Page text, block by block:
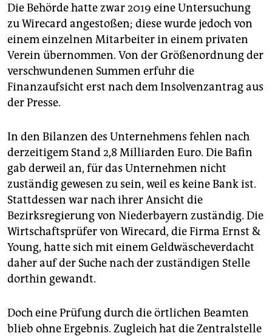
Die Behörde hatte zwar 2019 eine Untersuchung
zu Wirecard angestoßen; diese wurde jedoch von
einem einzelnen Mitarbeiter in einem privaten
Verein übernommen. Von der Größenordnung der
verschwundenen Summen erfuhr die
Finanzaufsicht erst nach dem Insolvenz­antrag aus
der Presse.
In den Bilanzen des Unternehmens fehlen nach
derzeitigem Stand 2,8 Milliarden Euro. Die Bafin
gab derweil an, für das Unternehmen nicht
zuständig gewesen zu sein, weil es keine Bank ist.
Stattdessen war nach ihrer Ansicht die
Bezirksregierung von Niederbayern zuständig. Die
Wirtschaftsprüfer von Wirecard, die Firma Ernst &
Young, hatte sich mit einem Geldwäscheverdacht
daher auf der Suche nach der zuständigen Stelle
dorthin gewandt.
Doch eine Prüfung durch die örtlichen Beamten
blieb ohne Ergebnis. Zugleich hat die Zentralstelle